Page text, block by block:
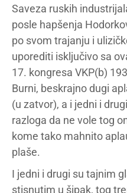
Saveza ruskih
posle hapšenja
po svom trajanju i
uporediti isključivo sa
17. kongresa VKP(b)
Burni, beskrajno dugi
(u zatvor), a i jedni i
razloga da ne vole tog
kome tako mahnito
plaše.
I jedni i drugi su tajnim
stisnutim u šipak, tog